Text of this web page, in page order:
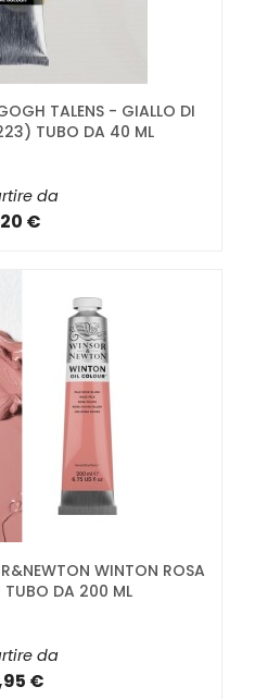
TALENS - GIALLO DI
TUBO DA 40 ML
da
€
WINTON ROSA
DA 200 ML
da
€